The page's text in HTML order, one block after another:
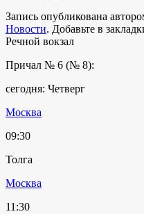
Запись опубликована
Новости. Добавьте в
Речной вокзал
Причал № 6 (№ 8):
сегодня: Четверг
Москва
09:30
Толга
Москва
11:30